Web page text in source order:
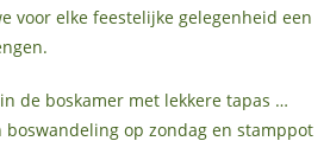
voor elke feestelijke gelegenheid een
de boskamer met lekkere tapas …
boswandeling op zondag en stamppot